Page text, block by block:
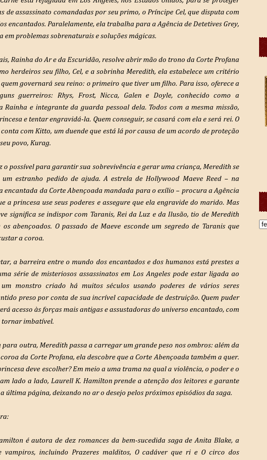
de assassinato comandadas por seu primo, o Príncipe Cel, que disputa com
encantados. Paralelamente, ela trabalha para a Agência de Detetives Grey,
em problemas sobrenaturais e soluções mágicas.
Rainha do Ar e da Escuridão, resolve abrir mão do trono da Corte Profana
herdeiros seu filho, Cel, e a sobrinha Meredith, ela estabelece um critério
governará seu reino: o primeiro que tiver um filho. Para isso, oferece a
guerreiros: Rhys, Frost, Nicca, Galen e Doyle, conhecido como a
Rainha e integrante da guarda pessoal dela. Todos com a mesma missão,
e tentar engravidá-la. Quem conseguir, se casará com ela e será rei. O
com Kitto, um duende que está lá por causa de um acordo de proteção
povo, Kurag.
o possível para garantir sua sobrevivência e gerar uma criança, Meredith se
um estranho pedido de ajuda. A estrela de Hollywood Maeve Reed – na
encantada da Corte Abençoada mandada para o exílio – procura a Agência
a princesa use seus poderes e assegure que ela engravide do marido. Mas
significa se indispor com Taranis, Rei da Luz e da Ilusão, tio de Meredith
os abençoados. O passado de Maeve esconde um segredo de Taranis que
a coroa.
a barreira entre o mundo dos encantados e dos humanos está prestes a
série de misteriosos assassinatos em Los Angeles pode estar ligada ao
um monstro criado há muitos séculos usando poderes de vários seres
preso por conta de sua incrível capacidade de destruição. Quem puder
acesso às forças mais antigas e assustadoras do universo encantado, com
tornar imbatível.
para outra, Meredith passa a carregar um grande peso nos ombros: além da
da Corte Profana, ela descobre que a Corte Abençoada também a quer.
deve escolher? Em meio a uma trama na qual a violência, o poder e o
lado a lado, Laurell K. Hamilton prende a atenção dos leitores e garante
última página, deixando no ar o desejo pelos próximos episódios da saga.
é autora de dez romances da bem-sucedida saga de Anita Blake, a
vampiros, incluindo Prazeres malditos, O cadáver que ri e O circo dos